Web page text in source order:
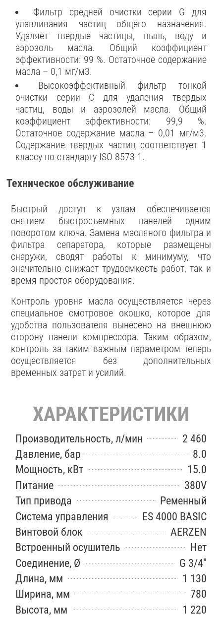
Фильтр средней очистки серии G для
улавливания частиц общего назначения.
Удаляет твердые частицы, пыль, воду и
аэрозоль масла. Общий коэффициент
эффективности: 99 %. Остаточное содержание
масла – 0,1 мг/м3.
Высокоэффективный фильтр тонкой
очистки серии C для удаления твердых
частиц, воды и аэрозолей масла. Общий
коэффициент эффективности: 99,9 %.
Остаточное содержание масла – 0,01 мг/м3.
Содержание твердых частиц соответствует 1
классу по стандарту ISO 8573-1.
Техническое обслуживание
Быстрый доступ к узлам обеспечивается
снятием быстросъемных панелей одним
поворотом ключа. Замена масляного фильтра и
фильтра сепаратора, которые размещены
снаружи, сводят работы к минимуму, что
значительно снижает трудоемкость работ, так и
время простоя оборудования.
Контроль уровня масла осуществляется через
специальное смотровое окошко, которое для
удобства пользователя вынесено на внешнюю
сторону панели компрессора. Таким образом,
контроль за таким важным параметром теперь
осуществляется без дополнительных
временных затрат и усилий.
ХАРАКТЕРИСТИКИ
Производительность, л/мин
2 460
Давление, бар
8.0
Мощность, кВт
15.0
Питание
380V
Тип привода
Ременный
Система управления
ES 4000 BASIC
Винтовой блок
AERZEN
Встроенный осушитель
Нет
Соединение, Ø
G 3/4"
Длина, мм
1 130
Ширина, мм
780
Высота, мм
1 220